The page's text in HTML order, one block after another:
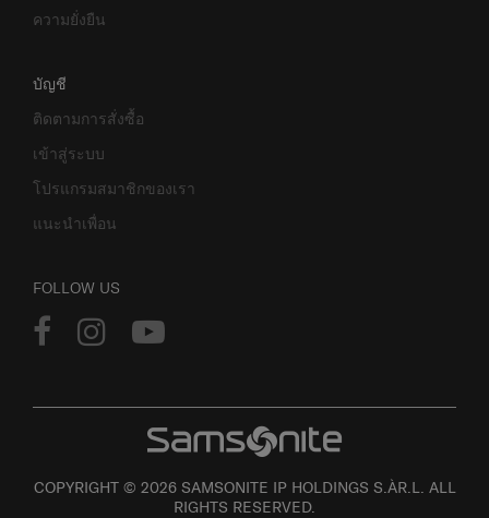
ความยั่งยืน
บัญชี
ติดตามการสั่งซื้อ
เข้าสู่ระบบ
โปรแกรมสมาชิกของเรา
แนะนำเพื่อน
FOLLOW US
COPYRIGHT © 2026 SAMSONITE IP HOLDINGS S.ÀR.L. ALL
RIGHTS RESERVED.